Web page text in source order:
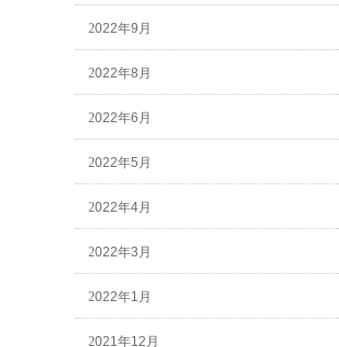
2022年9月
2022年8月
2022年6月
2022年5月
2022年4月
2022年3月
2022年1月
2021年12月